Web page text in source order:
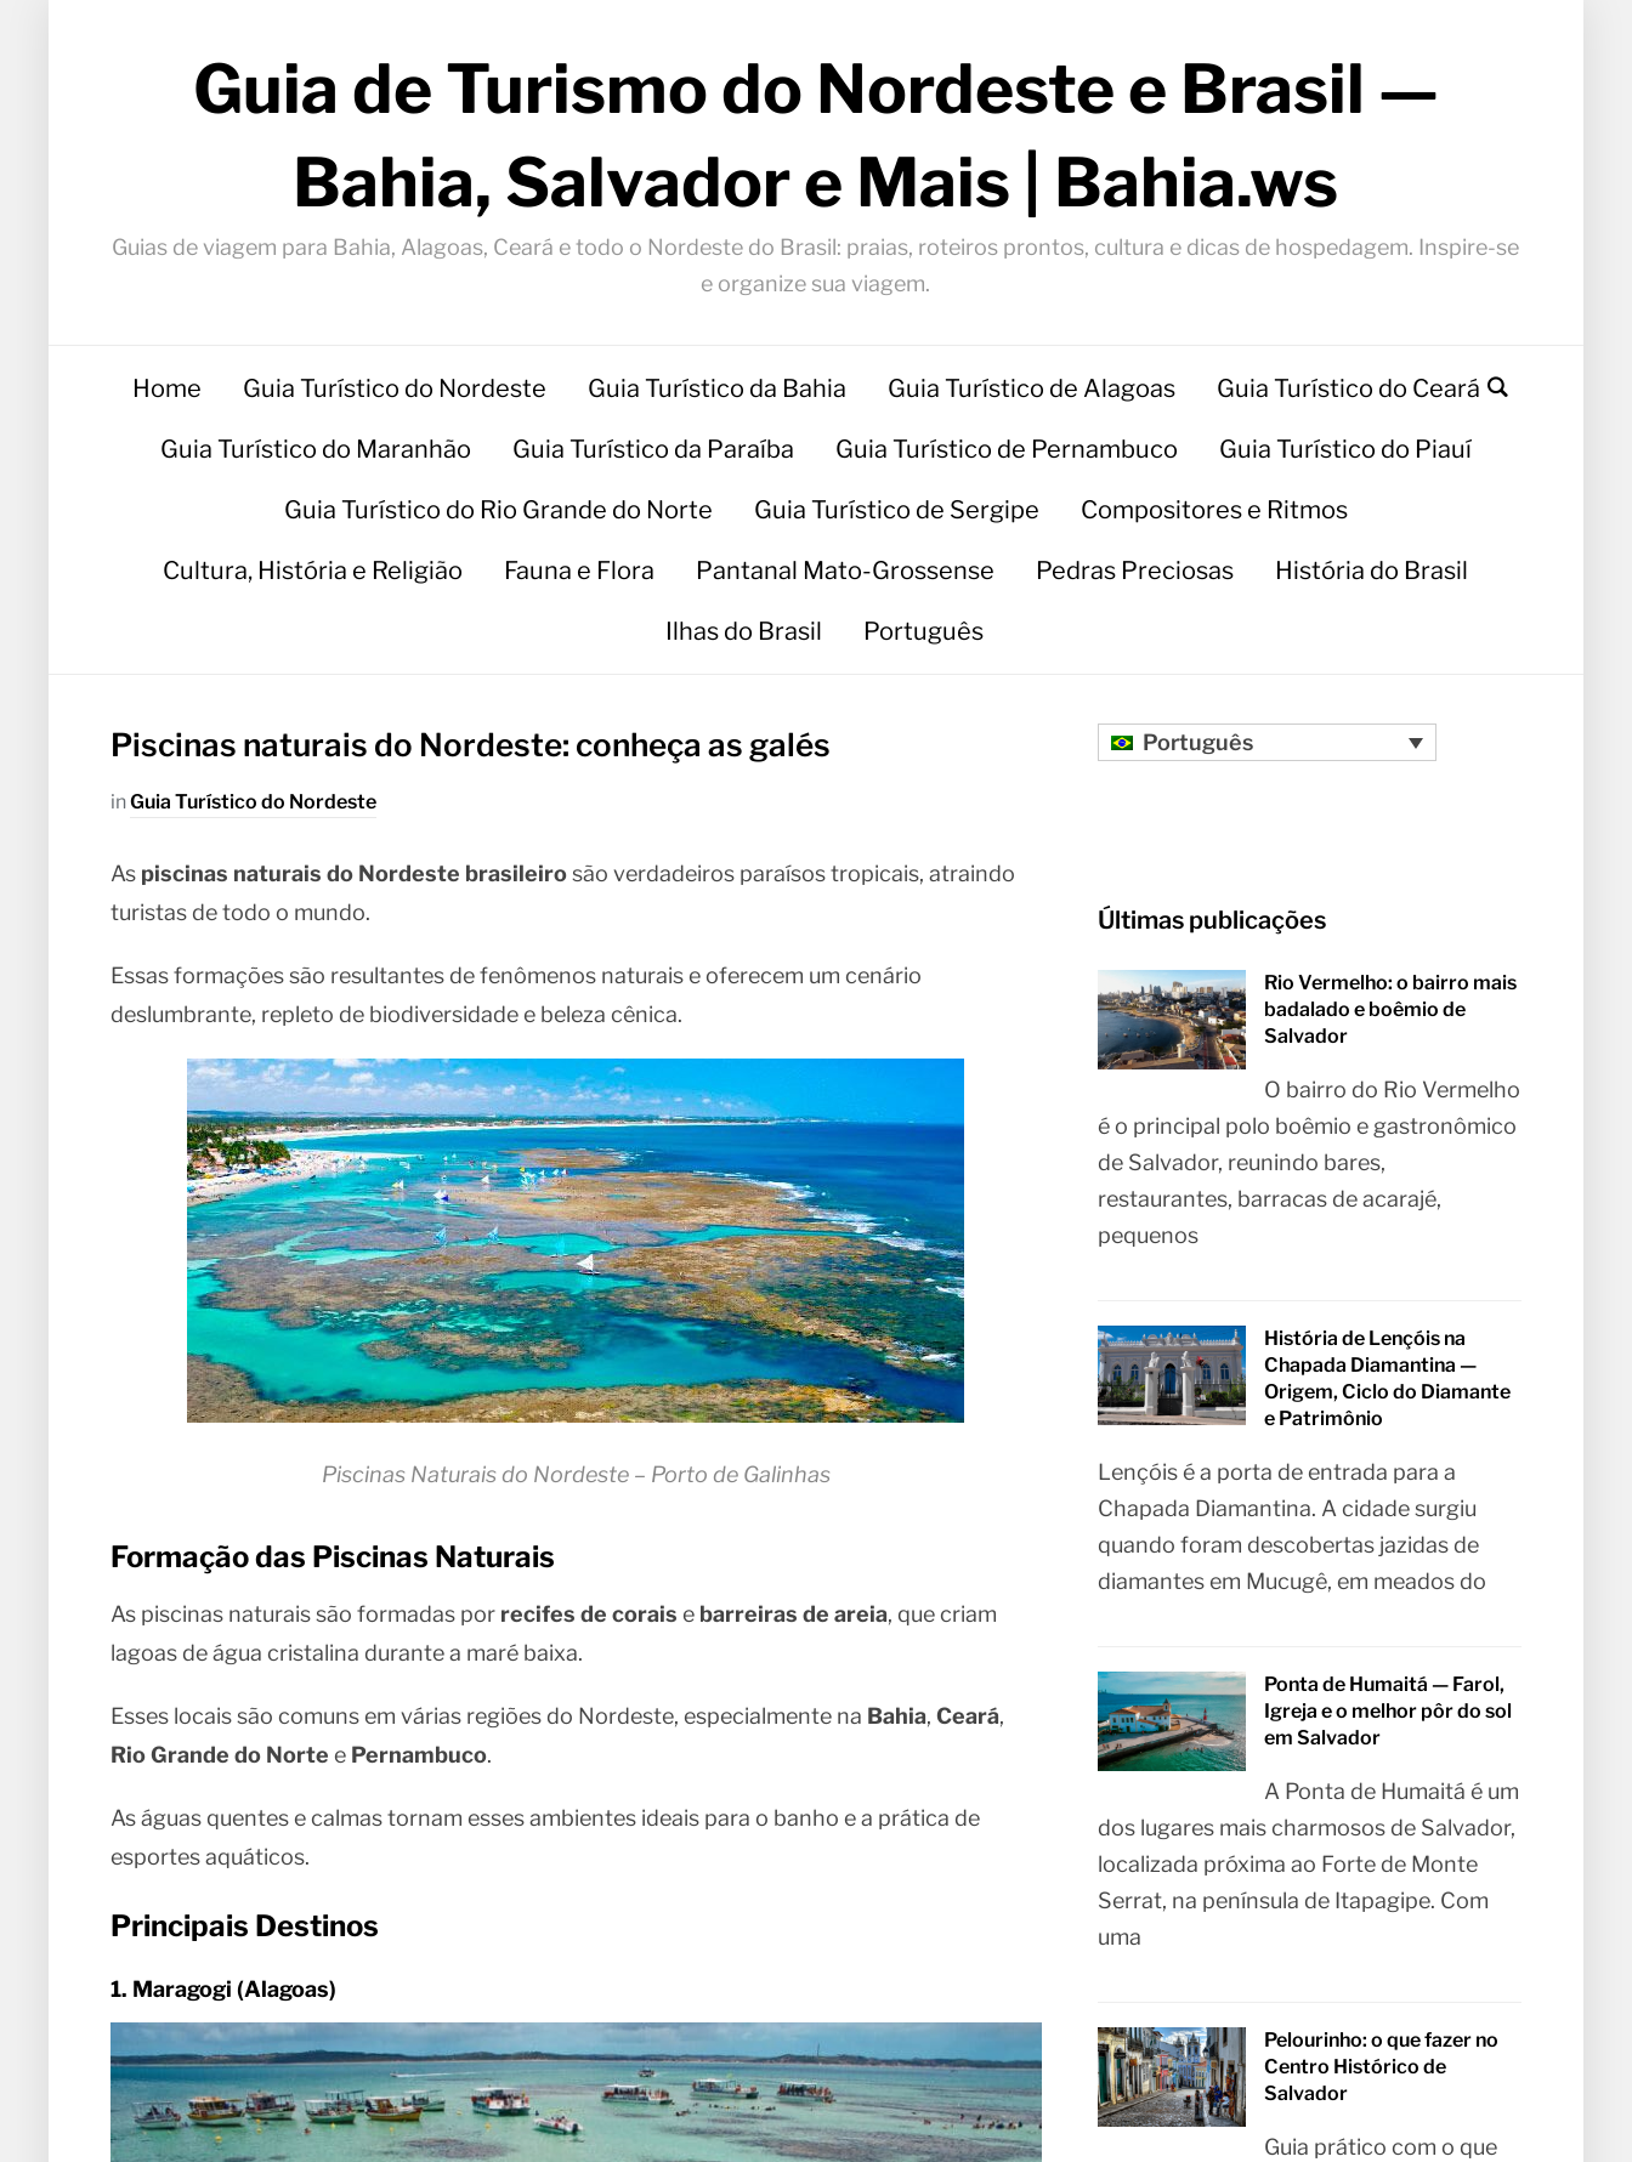
Guia de Turismo do Nordeste e Brasil —
Bahia, Salvador e Mais | Bahia.ws
Guias de viagem para Bahia, Alagoas, Ceará e todo o Nordeste do Brasil: praias, roteiros prontos, cultura e dicas de hospedagem. Inspire-se
e organize sua viagem.
Home Guia Turístico do Nordeste Guia Turístico da Bahia Guia Turístico de Alagoas Guia Turístico do Ceará
Guia Turístico do Maranhão Guia Turístico da Paraíba Guia Turístico de Pernambuco Guia Turístico do Piauí
Guia Turístico do Rio Grande do Norte Guia Turístico de Sergipe Compositores e Ritmos
Cultura, História e Religião Fauna e Flora Pantanal Mato-Grossense Pedras Preciosas História do Brasil
Ilhas do Brasil Português
Piscinas naturais do Nordeste: conheça as galés
inGuia Turístico do Nordeste
As piscinas naturais do Nordeste brasileirosão verdadeiros paraísos tropicais, atraindo
turistas de todo o mundo.
Essas formações são resultantes de fenômenos naturais e oferecem um cenário
deslumbrante, repleto de biodiversidade e beleza cênica.
Piscinas Naturais do Nordeste – Porto de Galinhas
Formação das Piscinas Naturais
As piscinas naturais são formadas por recifes de corais e barreiras de areia, que criam
lagoas de água cristalina durante a maré baixa.
Esses locais são comuns em várias regiões do Nordeste, especialmente na Bahia, Ceará,
Rio Grande do Norte e Pernambuco.
As águas quentes e calmas tornam esses ambientes ideais para o banho e a prática de
esportes aquáticos.
Principais Destinos
1. Maragogi (Alagoas)
Português
Últimas publicações
Rio Vermelho: o bairro mais
badalado e boêmio de
Salvador
O bairro do Rio Vermelho
é o principal polo boêmio e gastronômico
de Salvador, reunindo bares,
restaurantes, barracas de acarajé,
pequenos
História de Lençóis na
Chapada Diamantina —
Origem, Ciclo do Diamante
e Patrimônio
Lençóis é a porta de entrada para a
Chapada Diamantina. A cidade surgiu
quando foram descobertas jazidas de
diamantes em Mucugê, em meados do
Ponta de Humaitá — Farol,
Igreja e o melhor pôr do sol
em Salvador
A Ponta de Humaitá é um
dos lugares mais charmosos de Salvador,
localizada próxima ao Forte de Monte
Serrat, na península de Itapagipe. Com
uma
Pelourinho: o que fazer no
Centro Histórico de
Salvador
Guia prático com o que